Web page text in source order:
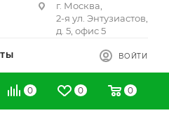
г. Москва,
2-я ул. Энтузиастов,
д. 5, офис 5
ВОЙТИ
0 0 0